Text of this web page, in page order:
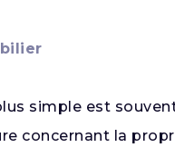
simple est
concernant la